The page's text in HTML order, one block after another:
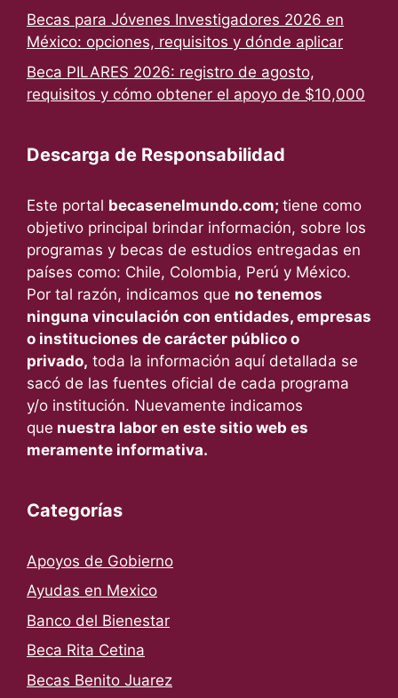
Becas para Jóvenes Investigadores 2026 en
México: opciones, requisitos y dónde aplicar
Beca PILARES 2026: registro de agosto,
requisitos y cómo obtener el apoyo de $10,000
Descarga de Responsabilidad
Este portal becasenelmundo.com; tiene como
objetivo principal brindar información, sobre los
programas y becas de estudios entregadas en
países como: Chile, Colombia, Perú y México.
Por tal razón, indicamos que no tenemos
ninguna vinculación con entidades, empresas
o instituciones de carácter público o
privado, toda la información aquí detallada se
sacó de las fuentes oficial de cada programa
y/o institución. Nuevamente indicamos
que nuestra labor en este sitio web es
meramente informativa.
Categorías
Apoyos de Gobierno
Ayudas en Mexico
Banco del Bienestar
Beca Rita Cetina
Becas Benito Juarez